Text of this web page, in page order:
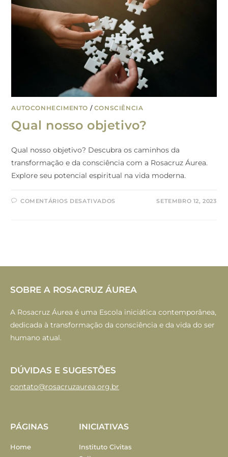
AUTOCONHECIMENTO / CONSCIÊNCIA
Qual nosso objetivo?
Qual nosso objetivo? Descubra os caminhos da
transformação e da consciência com a Rosacruz Áurea.
Explore seu potencial espiritual na vida moderna.
COMENTÁRIOS DESATIVADOS SETEMBRO 12, 2023
SOBRE A ROSACRUZ ÁUREA
A Rosacruz Áurea é uma Escola iniciática contemporânea,
dedicada à transformação da consciência e da vida do ser
humano atual.
DÚVIDAS E SUGESTÕES
contato@rosacruzaurea.org.br
PÁGINAS
Home
INICIATIVAS
Instituto Civitas